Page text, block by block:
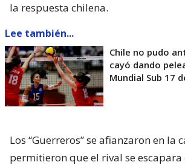
la respuesta chilena.
Lee también...
Chile no pudo
cayó dando
Mundial Sub 17
Los “Guerreros” se afianzaron en la
permitieron que el rival se